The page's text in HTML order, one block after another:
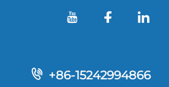
+86-15242994866